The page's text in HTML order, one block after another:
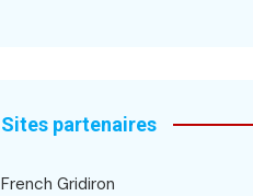
Sites partenaires
French Gridiron